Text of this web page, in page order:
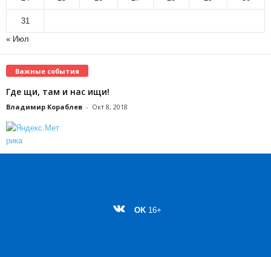
31
« Июл
Важные события
Где щи, там и нас ищи!
Владимир Кораблев - Окт 8, 2018
OK 16+